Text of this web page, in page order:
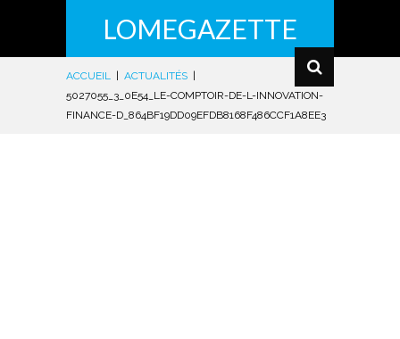
LOMEGAZETTE
ACCUEIL ACTUALITÉS
5027055_3_0E54_LE-COMPTOIR-DE-L-INNOVATION-
FINANCE-D_864BF19DD09EFDB8168F486CCF1A8EE3